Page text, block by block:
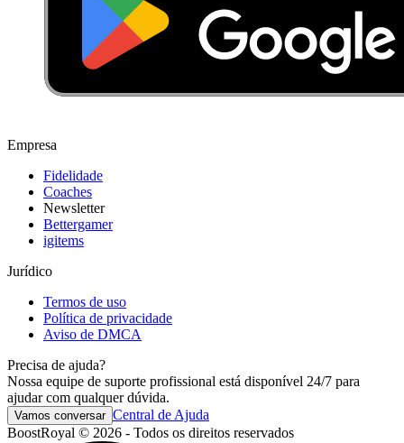
Empresa
Fidelidade
Coaches
Newsletter
Bettergamer
igitems
Jurídico
Termos de uso
Política de privacidade
Aviso de DMCA
Precisa de ajuda?
Nossa equipe de suporte profissional está disponível 24/7 para
ajudar com qualquer dúvida.
Vamos conversar Central de Ajuda
BoostRoyal © 2026 - Todos os direitos reservados